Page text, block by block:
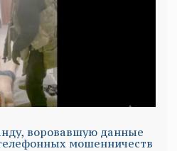
воровавшую данные
мошенничеств